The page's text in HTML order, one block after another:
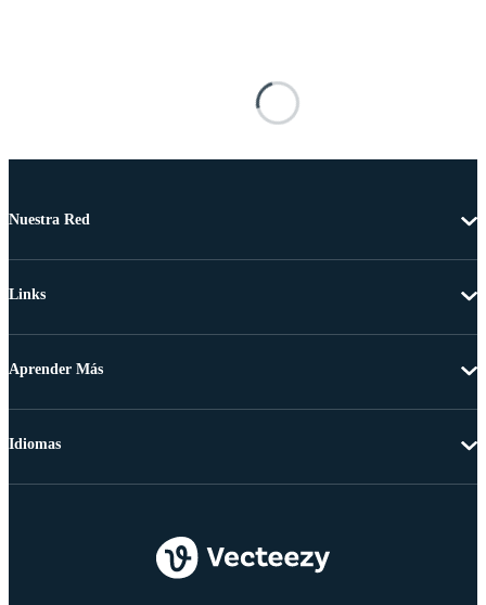
Nuestra Red
Links
Aprender Más
Idiomas